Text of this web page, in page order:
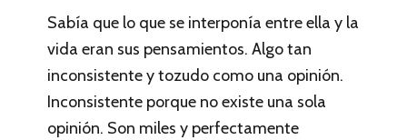
Sabía que lo que se interponía entre ella y la
vida eran sus pensamientos. Algo tan
inconsistente y tozudo como una opinión.
Inconsistente porque no existe una sola
opinión. Son miles y perfectamente